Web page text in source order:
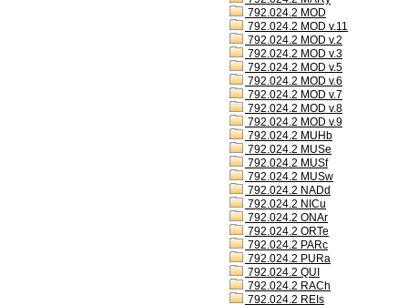
792.024.2 MOD
792.024.2 MOD v.11
792.024.2 MOD v.2
792.024.2 MOD v.3
792.024.2 MOD v.5
792.024.2 MOD v.6
792.024.2 MOD v.7
792.024.2 MOD v.8
792.024.2 MOD v.9
792.024.2 MUHb
792.024.2 MUSe
792.024.2 MUSf
792.024.2 MUSw
792.024.2 NADd
792.024.2 NICu
792.024.2 ONAr
792.024.2 ORTe
792.024.2 PARc
792.024.2 PURa
792.024.2 QUI
792.024.2 RACh
792.024.2 REIs